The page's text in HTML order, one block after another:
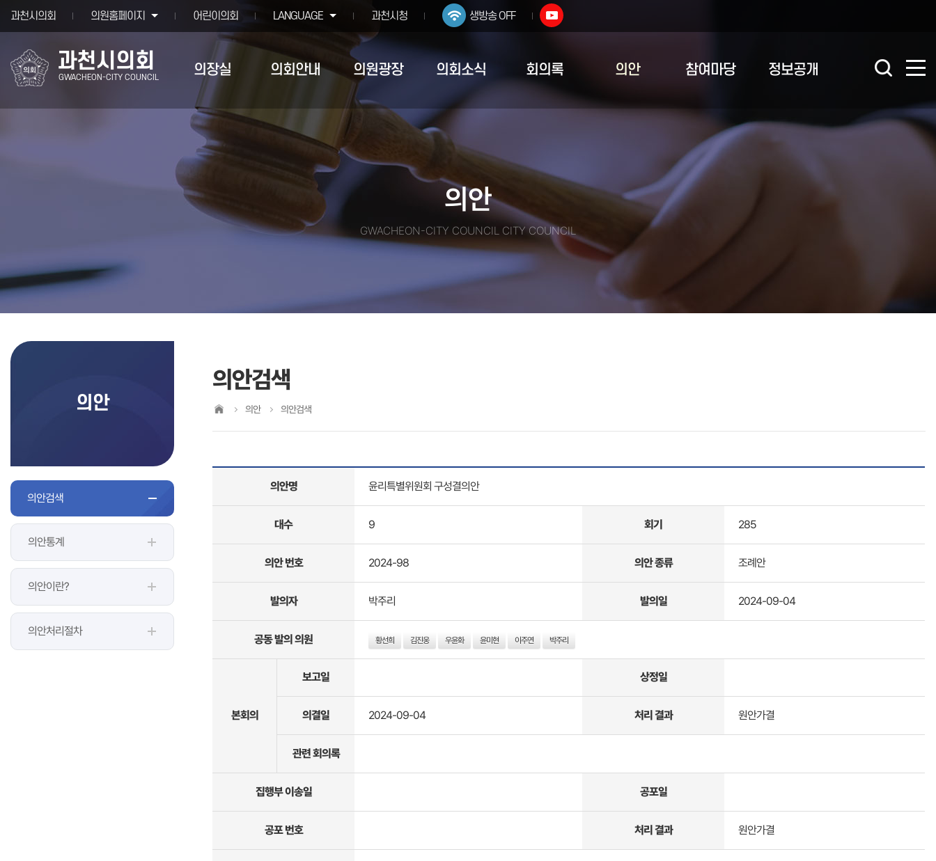
과천시의회 의원홈페이지 어린이의회 LANGUAGE 과천시청 생방송 OFF
과천시의회
GWACHEON-CITY COUNCIL 의장실 의회안내 의원광장 의회소식 회의록 의안 참여마당 정보공개
의안
GWACHEON-CITY COUNCIL CITY COUNCIL
의안
의안검색
의안통계
의안이란?
의안처리절차
의안검색
의안 의안검색
의안명 윤리특별위원회 구성결의안
대수 9 회기 285
의안 번호 2024-98 의안 종류 조례안
발의자 박주리 발의일 2024-09-04
공동 발의 의원 황선희 김진웅 우윤화 윤미현 이주연 박주리
본회의
보고일 상정일
의결일 2024-09-04 처리 결과 원안가결
관련 회의록
집행부 이송일 공포일
공포 번호 처리 결과 원안가결